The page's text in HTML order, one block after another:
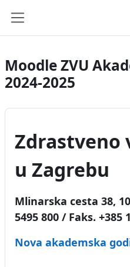
Moodle ZVU
2024-2025
Zdrastveno
u Zagrebu
Mlinarska cesta 38,
5495 800 / Faks. +385
Nova akademska